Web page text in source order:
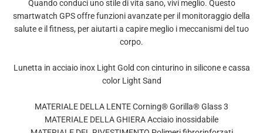
Quando conduci uno stile di vita sano, vivi meglio. Questo
smartwatch GPS offre funzioni avanzate per il monitoraggio della
salute e il fitness, per aiutarti a capire meglio i meccanismi del tuo
corpo.
Lunetta in acciaio inox Light Gold con cinturino in silicone e cassa
color Light Sand
MATERIALE DELLA LENTE Corning® Gorilla® Glass 3
MATERIALE DELLA GHIERA Acciaio inossidabile